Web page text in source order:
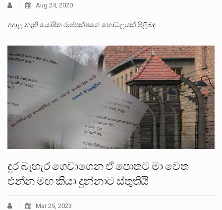
Aug 24, 2020
අදාළ නැති යෝෂිත රාජපක්ෂගේ හෝටලයක් පිළිබඳ…
දුර බැහැර ගෙවාගෙන ඒ පොතට මා වෙත
එන්න මඟ කියා දුන්නාට ස්තුතියි
Mar 25, 2023